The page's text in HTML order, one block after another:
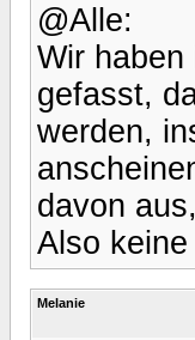
@Alle:
Wir haben
gefasst,
werden,
davon
Also
Melanie